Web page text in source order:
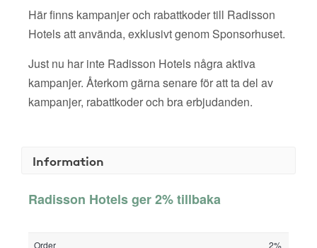
Här finns kampanjer och rabattkoder till Radisson
Hotels att använda, exklusivt genom Sponsorhuset.
Just nu har inte Radisson Hotels några aktiva
kampanjer. Återkom gärna senare för att ta del av
kampanjer, rabattkoder och bra erbjudanden.
Information
Radisson Hotels ger 2% tillbaka
Order 2%